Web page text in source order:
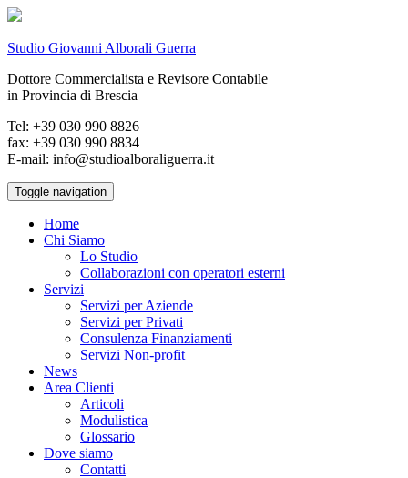
Studio Giovanni Alborali Guerra
Dottore Commercialista e Revisore Contabile
in Provincia di Brescia
Tel: +39 030 990 8826
fax: +39 030 990 8834
E-mail: info@studioalboraliguerra.it
Toggle navigation
Home
Chi Siamo
Lo Studio
Collaborazioni con operatori esterni
Servizi
Servizi per Aziende
Servizi per Privati
Consulenza Finanziamenti
Servizi Non-profit
News
Area Clienti
Articoli
Modulistica
Glossario
Dove siamo
Contatti